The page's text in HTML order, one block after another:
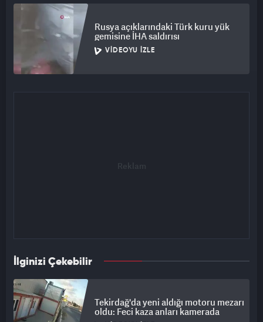
Rusya açıklarındaki Türk kuru yük
gemisine İHA saldırısı
VIDEOYU İZLE
İlginizi Çekebilir
Tekirdağ'da yeni aldığı motoru mezarı
oldu: Feci kaza anları kamerada